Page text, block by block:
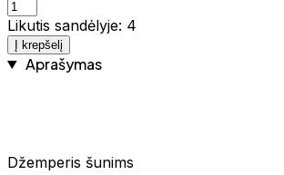
Likutis sandėlyje: 4
Į krepšelį
Aprašymas
Džemperis šunims